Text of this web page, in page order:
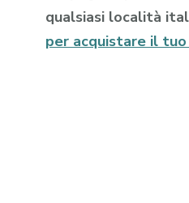
qualsiasi località
per acquistare il